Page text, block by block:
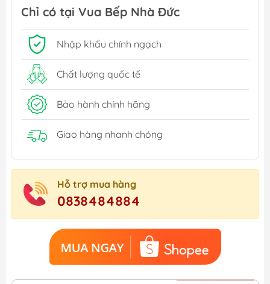
Chỉ có tại Vua Bếp Nhà Đức
Nhập khẩu chính ngạch
Chất lượng quốc tế
Bảo hành chính hãng
Giao hàng nhanh chóng
Hỗ trợ mua hàng
0838484884